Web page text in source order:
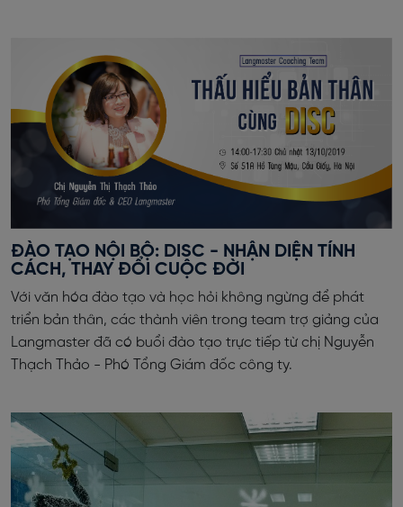
ĐÀO TẠO NỘI BỘ: DISC - NHẬN DIỆN TÍNH
CÁCH, THAY ĐỔI CUỘC ĐỜI
Với văn hóa đào tạo và học hỏi không ngừng để phát
triển bản thân, các thành viên trong team trợ giảng của
Langmaster đã có buổi đào tạo trực tiếp từ chị Nguyễn
Thạch Thảo - Phó Tổng Giám đốc công ty.